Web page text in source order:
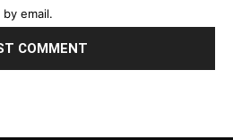
email.